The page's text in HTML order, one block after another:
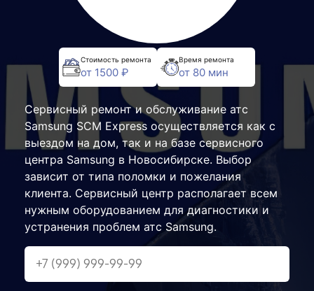
Стоимость ремонта
от 1500 ₽
Время ремонта
от 80 мин
Сервисный ремонт и обслуживание атс
Samsung SCM Express осуществляется как с
выездом на дом, так и на базе сервисного
центра Samsung в Новосибирске. Выбор
зависит от типа поломки и пожелания
клиента. Сервисный центр располагает всем
нужным оборудованием для диагностики и
устранения проблем атс Samsung.